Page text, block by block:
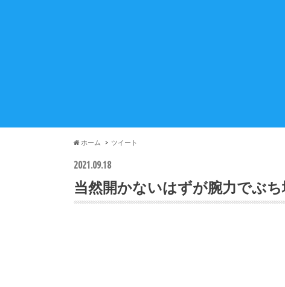
ホーム ツイート
2021.09.18
当然開かないはずが腕力でぶ